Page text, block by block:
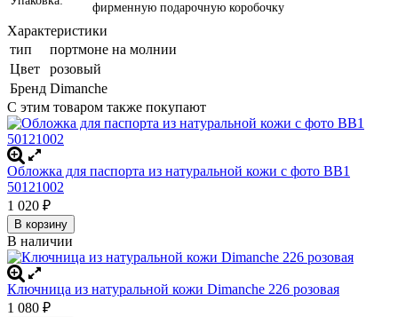
фирменную подарочную коробочку
Характеристики
тип
портмоне на молнии
Цвет
розовый
Бренд Dimanche
С этим товаром также покупают
Обложка для паспорта из натуральной кожи с фото BB1
50121002
1 020 ₽
В корзину
В наличии
Ключница из натуральной кожи Dimanche 226 розовая
1 080 ₽